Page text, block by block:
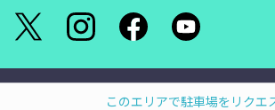
このエリアで駐車場をリクエ
©akippa Inc. All Rights